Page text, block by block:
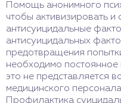
Помощь анонимного
чтобы активизировать
антисуицидальные
антисуицидальных
предотвращения
необходимо постоянное
это не представляется
медицинского
Профилактика